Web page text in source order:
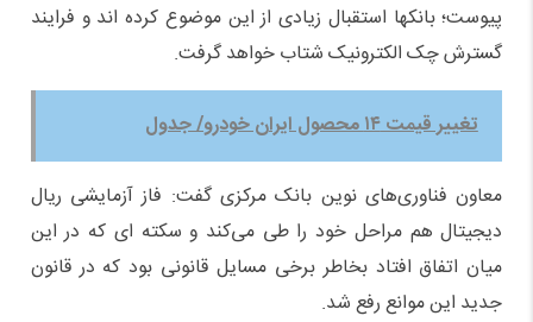
پیوست؛ بانکها استقبال زیادی از این موضوع کرده اند و فرایند
گسترش چک الکترونیک شتاب خواهد گرفت.
تغییر قیمت ۱۴ محصول ایران خودرو/ جدول
معاون فناوری‌های نوین بانک مرکزی گفت: فاز آزمایشی ریال
دیجیتال هم مراحل خود را طی می‌کند و سکته ای که در این
میان اتفاق افتاد بخاطر برخی مسایل قانونی بود که در قانون
جدید این موانع رفع شد.